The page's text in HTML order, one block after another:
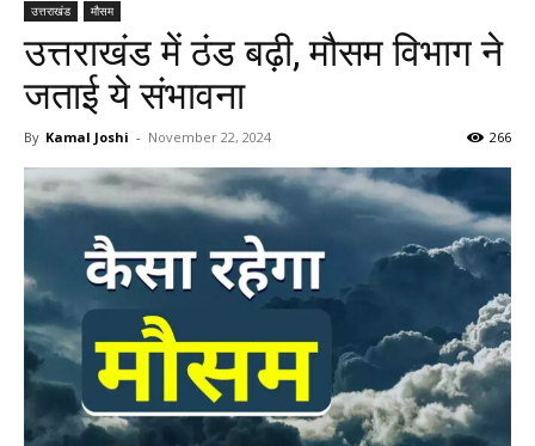
उत्तराखंड मौसम
उत्तराखंड में ठंड बढ़ी, मौसम विभाग ने
जताई ये संभावना
By Kamal Joshi - November 22, 2024 266